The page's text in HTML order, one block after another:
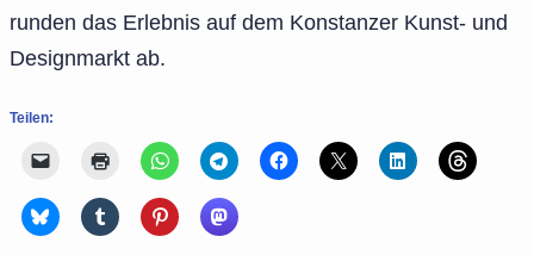
runden das Erlebnis auf dem Konstanzer Kunst- und
Designmarkt ab.
Teilen: